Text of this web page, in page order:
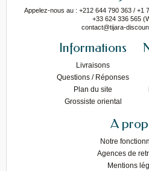
Appelez-nous au : +212 644 790 363 / +1
+33 624 336 565
contact@tijara-
Informations
Livraisons
Questions / Réponses
Plan du site
Grossiste oriental
A
Notre
Agences de
Mentions